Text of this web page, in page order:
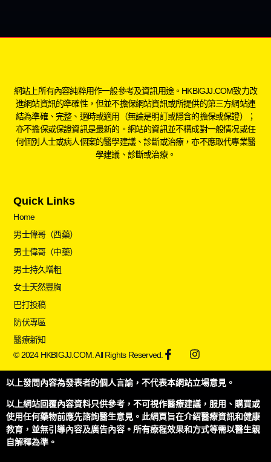
網站上所有內容純粹用作一般參考及資訊用途。HKBIGJJ.COM致力改
進網站資訊的準確性，但並不擔保網站資訊或所提供的第三方網站連
結為準確、完整、適時或適用（無論是明訂或隱含的擔保或保證）；
亦不擔保或保證資訊是最新的。網站的資訊並不構成對一般情况或任
何個別人士或病人個案的醫學建議、診斷或治療，亦不應取代專業醫
學建議、診斷或治療。
Quick Links
Home
男士偉哥（西藥）
男士偉哥（中藥）
男士持久增粗
女士天然豐胸
巴打投稿
防伏專區
醫療新知
© 2024 HKBIGJJ.COM. All Rights Reserved.
以上發問內容為發表者的個人言論，不代表本網站立場意見。
以上網站回覆內容資料只供參考，不可視作醫療建議，服用、購買或
使用任何藥物前應先諮詢醫生意見。此網頁旨在介紹醫療資訊和健康
教育，並無引導內容及廣告內容。所有療程效果和方式等需以醫生親
自解釋為準。